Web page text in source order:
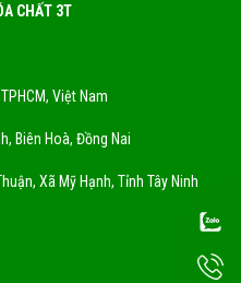
Thiện Môi Trường - Eco
UY TÍN
CHẤT 3T
Việt Nam
Biên Hoà, Đồng Nai
Xã Mỹ Hạnh, Tỉnh Tây Ninh